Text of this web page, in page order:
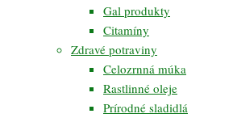
Gal produkty
Citamíny
Zdravé potraviny
Celozrnná múka
Rastlinné oleje
Prírodné sladidlá